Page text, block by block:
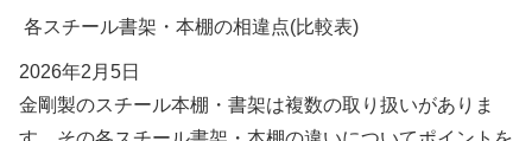
各スチール書架・本棚の相違点(比較表)
2026年2月5日
金剛製のスチール本棚・書架は複数の取り扱いがありま